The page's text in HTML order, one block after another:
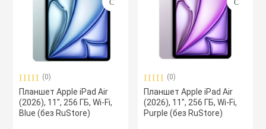
(0)
Планшет Apple iPad Air
(2026), 11", 256 ГБ, Wi-Fi,
Blue (без RuStore)
(0)
Планшет Apple iPad Air
(2026), 11", 256 ГБ, Wi-Fi,
Purple (без RuStore)